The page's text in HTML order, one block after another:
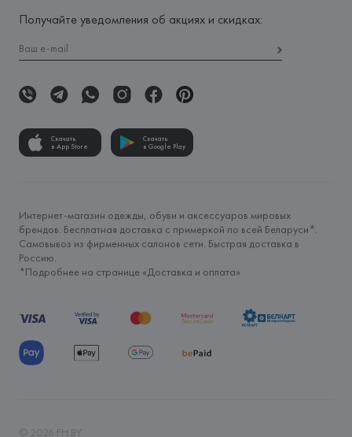
Получайте уведомления об акциях и скидках:
Скачать
в App Store
Скачать
в Google Play
Интернет-магазин одежды, обуви и аксессуаров мировых
брендов. Бесплатная доставка с примеркой по всей Беларуси*.
Самовывоз из фирменных салонов сети. Быстрая доставка в
Россию.
*Подробнее на странице «Доставка и оплата»
© 2026 FH.BY